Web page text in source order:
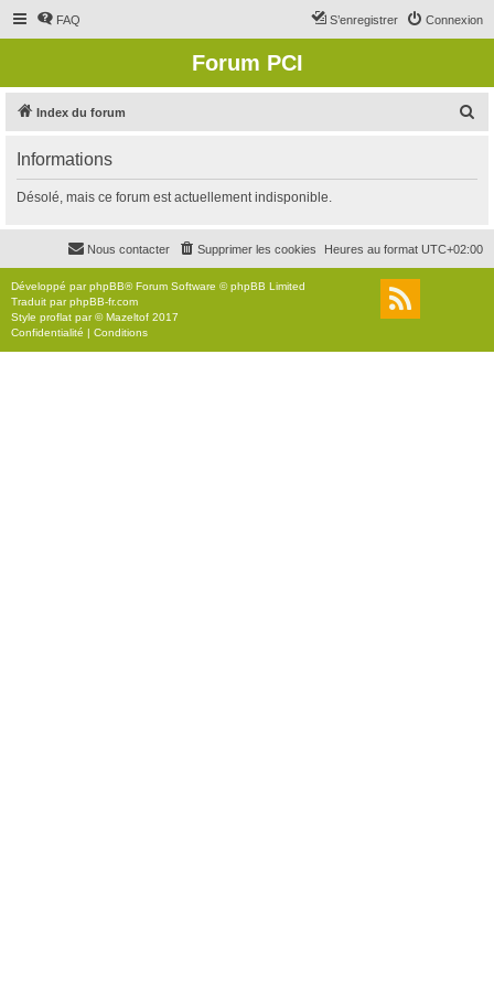
FAQ Connexion
S’enregistrer
Forum PCI
Index du forum
r
c
r
Informations
Désolé, mais ce forum est actuellement indisponible.
Heures au format UTC+02:00
Supprimer les cookies
Nous contacter
Développé parphpBB® Forum Software © phpBB Limited
Traduit parphpBB-fr.com
Style proflat par ©Mazeltof 2017
Confidentialité | Conditions